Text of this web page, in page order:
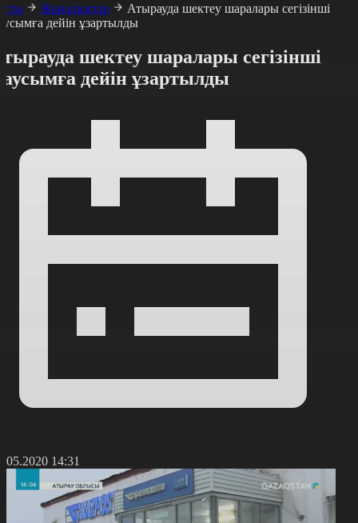
Жаңалықтар
Атырауда шектеу шаралары сегізінші
дейін ұзартылды
шектеу шаралары сегізінші
дейін ұзартылды
14:31